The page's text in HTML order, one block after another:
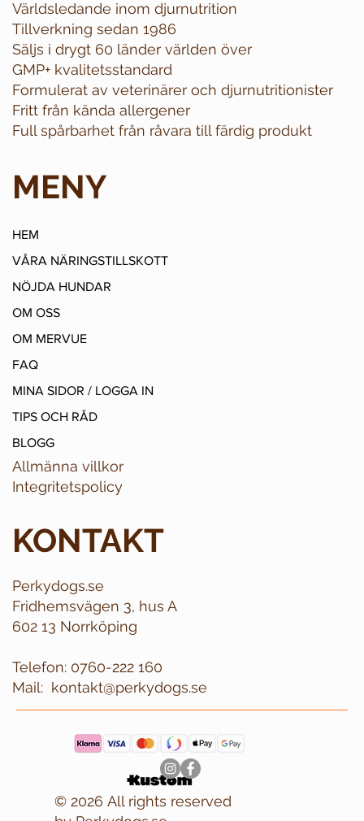
Världsledande inom djurnutrition
Tillverkning sedan 1986
Säljs i drygt 60 länder världen över
GMP+ kvalitetsstandard
Formulerat av veterinärer och djurnutritionister
Fritt från kända allergener
Full spårbarhet från råvara till färdig produkt
MENY
HEM
VÅRA NÄRINGSTILLSKOTT
NÖJDA HUNDAR
OM OSS
OM MERVUE
FAQ
MINA SIDOR / LOGGA IN
TIPS OCH RÅD
BLOGG
Allmänna villkor
Integritetspolicy
KONTAKT
Perkydogs.se
Fridhemsvägen 3, hus A
602 13 Norrköping
Telefon: 0760-222 160
kontakt@perkydogs.se
Mail:
© 2026 All rights reserved